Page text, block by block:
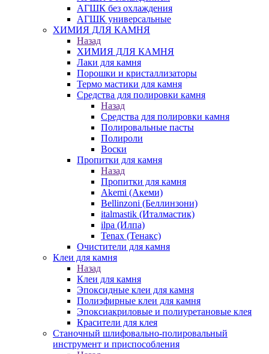
АГШК без охлаждения
АГШК универсальные
ХИМИЯ ДЛЯ КАМНЯ
Назад
ХИМИЯ ДЛЯ КАМНЯ
Лаки для камня
Порошки и кристаллизаторы
Термо мастики для камня
Средства для полировки камня
Назад
Средства для полировки камня
Полировальные пасты
Полироли
Воски
Пропитки для камня
Назад
Пропитки для камня
Akemi (Акеми)
Bellinzoni (Беллинзони)
italmastik (Италмастик)
ilpa (Илпа)
Tenax (Тенакс)
Очистители для камня
Клеи для камня
Назад
Клеи для камня
Эпоксидные клеи для камня
Полиэфирные клеи для камня
Эпоксиакриловые и полиуретановые клея
Красители для клея
Станочный шлифовально-полировальный
инструмент и приспособления